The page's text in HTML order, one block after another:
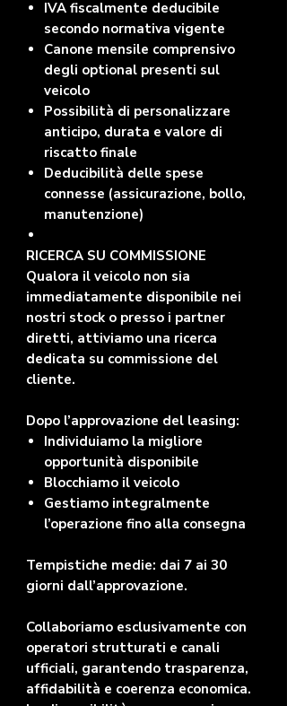
IVA fiscalmente deducibile
secondo normativa vigente
Canone mensile comprensivo
degli optional presenti sul
veicolo
Possibilità di personalizzare
anticipo, durata e valore di
riscatto finale
Deducibilità delle spese
connesse (assicurazione, bollo,
manutenzione)
RICERCA SU COMMISSIONE
Qualora il veicolo non sia
immediatamente disponibile nei
nostri stock o presso i partner
diretti, attiviamo una ricerca
dedicata su commissione del
cliente.
Dopo l’approvazione del leasing:
Individuiamo la migliore
opportunità disponibile
Blocchiamo il veicolo
Gestiamo integralmente
l’operazione fino alla consegna
Tempistiche medie: dai 7 ai 30
giorni dall’approvazione.
Collaboriamo esclusivamente con
operatori strutturati e canali
ufficiali, garantendo trasparenza,
affidabilità e coerenza economica.